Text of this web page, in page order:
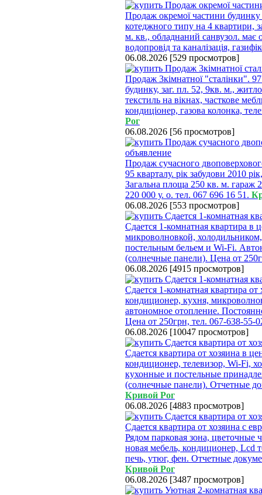
Продаж окремої частини
котеджного типу на 4 квартири,
м. кв., обладнаний санвузол. має
водопровід та каналізація,
06.08.2026 [529 просмотров]
Продаж 3кімнатної "сталінки".
будинку, заг. пл. 52, 9кв. м.,
текстиль на вікнах, часткове
кондиціонер, газова колонка,
Рог
06.08.2026 [56 просмотров]
Продаж сучасного
95 кварталу. рік забудови 2010
Загальна площа 250 кв. м. гараж
220 000 у. о. тел. 067 696 16 51.
06.08.2026 [553 просмотров]
Сдается 1-комнатная квартира в
микроволновкой,
постельным бельем и Wi-Fi.
(солнечные панели). Цена от
06.08.2026 [4915 просмотров]
Сдается 1-комнатная квартира
кондиционер, кухня,
автономное отопление.
Цена от 250грн, тел. 067-638-55-
06.08.2026 [10047 просмотров]
Сдается квартира от хозяина в
кондиционер, телевизор, Wi-Fi,
кухонные и постельные
(солнечные панели). Отчетные
Кривой Рог
06.08.2026 [4883 просмотров]
Сдается квартира от хозяина с
Рядом парковая зона, цветочные
новая мебель, кондиционер, Lcd
печь, утюг, фен. Отчетные
Кривой Рог
06.08.2026 [3487 просмотров]